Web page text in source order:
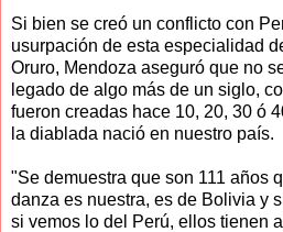
Si bien se creó un conflicto con
usurpación de esta especialidad
Oruro, Mendoza aseguró que no
legado de algo más de un siglo,
fueron creadas hace 10, 20, 30 ó
la diablada nació en nuestro país.
"Se demuestra que son 111 años
danza es nuestra, es de Bolivia y
si vemos lo del Perú, ellos tienen